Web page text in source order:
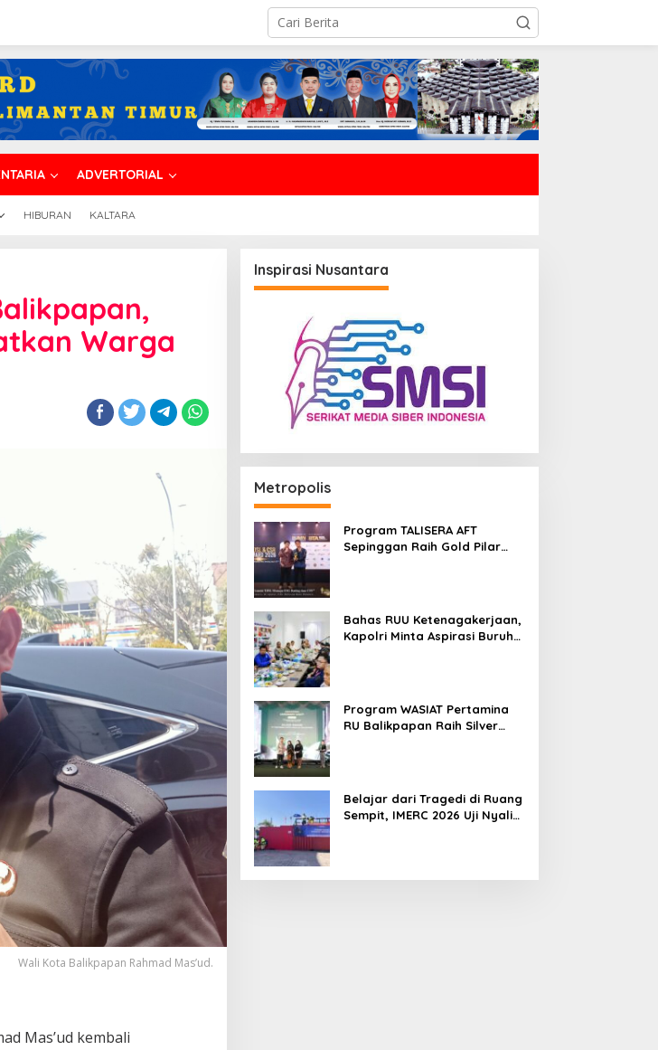
ADVERTORIAL
HIBURAN KALTARA
Warga
Wali Kota Balikpapan Rahmad Mas’ud.
Mas’ud kembali
Inspirasi Nusantara
Metropolis
Program TALISERA AFT
Sepinggan Raih Gold Pilar
Bahas RUU Ketenagakerjaan,
Kapolri Minta Aspirasi Buruh
Program WASIAT Pertamina
RU Balikpapan Raih Silver
Belajar dari Tragedi di Ruang
Sempit, IMERC 2026 Uji Nyali